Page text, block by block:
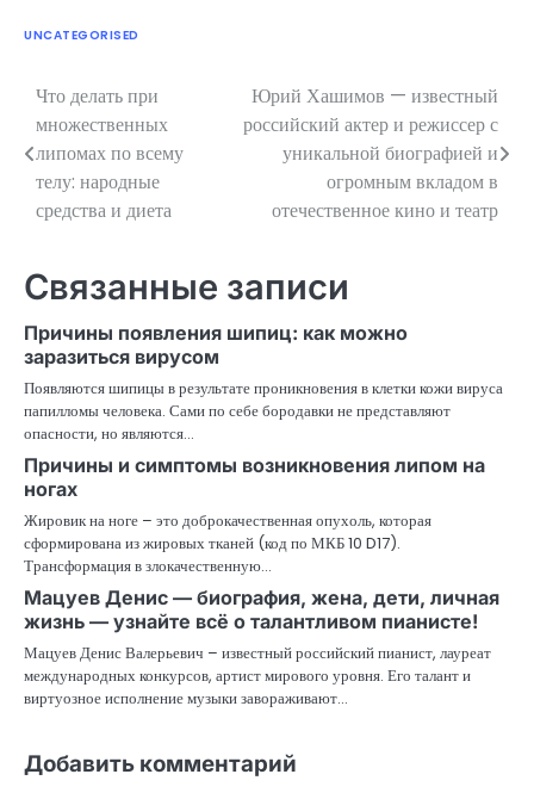
UNCATEGORISED
Навигация
по
записям
Что делать при
множественных
липомах по всему
телу: народные
средства и диета
Юрий Хашимов — известный
российский актер и режиссер с
уникальной биографией и
огромным вкладом в
отечественное кино и театр
Связанные записи
Причины появления шипиц: как можно
заразиться вирусом
Появляются шипицы в результате проникновения в клетки кожи вируса
папилломы человека. Сами по себе бородавки не представляют
опасности, но являются…
Причины и симптомы возникновения липом на
ногах
Жировик на ноге – это доброкачественная опухоль, которая
сформирована из жировых тканей (код по МКБ 10 D17).
Трансформация в злокачественную…
Мацуев Денис — биография, жена, дети, личная
жизнь — узнайте всё о талантливом пианисте!
Мацуев Денис Валерьевич – известный российский пианист, лауреат
международных конкурсов, артист мирового уровня. Его талант и
виртуозное исполнение музыки завораживают…
Добавить комментарий